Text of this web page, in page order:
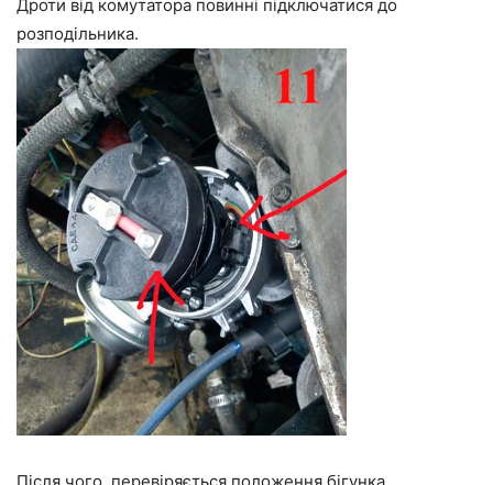
Дроти від комутатора повинні підключатися до
розподільника.